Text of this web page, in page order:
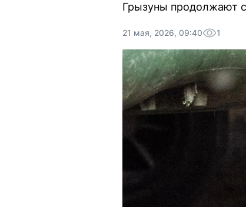
Грызуны продолжают
21 мая, 2026, 09:40 1